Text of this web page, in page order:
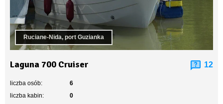
Ruciane-Nida, port Guzianka
Laguna 700 Cruiser 12
liczba osób:
6
liczba kabin:
0